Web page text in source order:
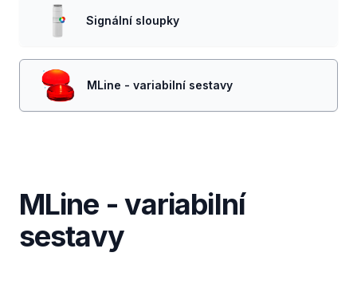
Signální sloupky
MLine - variabilní sestavy
MLine - variabilní
sestavy